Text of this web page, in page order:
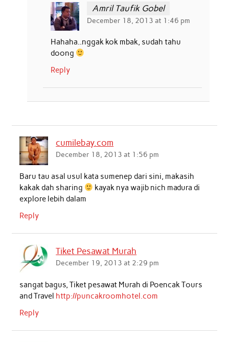
Amril Taufik Gobel
December 18, 2013 at 1:46 pm
Hahaha..nggak kok mbak, sudah tahu
doong
Reply
cumilebay.com
December 18, 2013 at 1:56 pm
Baru tau asal usul kata sumenep dari sini, makasih
kakak dah sharing
kayak nya wajib nich madura di
explore lebih dalam
Reply
Tiket Pesawat Murah
December 19, 2013 at 2:29 pm
sangat bagus, Tiket pesawat Murah di Poencak Tours
and Travel http://puncakroomhotel.com
Reply